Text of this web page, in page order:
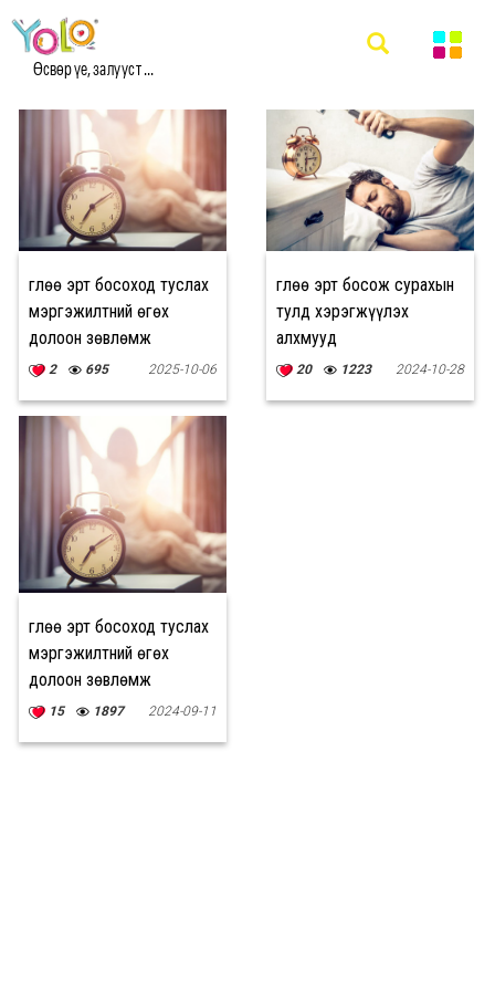
Өсвөр үе, залууст ...
#ЭРТ БОСОХ ЗӨВЛӨГӨӨ МЭДЭЭ
Өглөө эрт босоход туслах
мэргэжилтний өгөх
долоон зөвлөмж
2 695 2025-10-06
Өглөө эрт босож сурахын
тулд хэрэгжүүлэх
алхмууд
20 1223 2024-10-28
Өглөө эрт босоход туслах
мэргэжилтний өгөх
долоон зөвлөмж
15 1897 2024-09-11